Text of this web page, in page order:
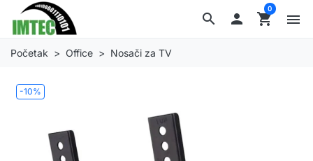
search  shopping_cart
0
menu
Početak Office Nosači za TV
-10%